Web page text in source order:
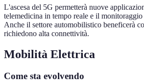
L'ascesa del 5G permetterà nuove
telemedicina in tempo reale e il
Anche il settore automobilistico beneficerà
richiedono alta connettività.
Mobilità Elettrica
Come sta evolvendo